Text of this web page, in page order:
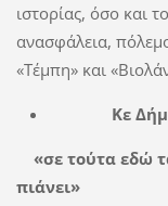
ιστορίας, όσο και
ανασφάλεια,
«Τέμπη» και
Κε
«σε τούτα εδώ
πιάνει»